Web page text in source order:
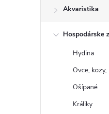
Akvaristika
Hospodárske
Hydina
Ovce,
Ošípané
Králiky